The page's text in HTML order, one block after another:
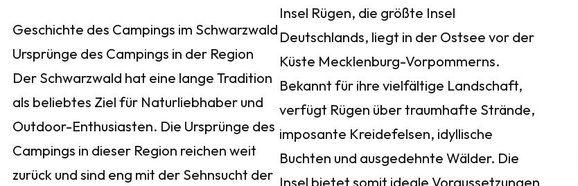
Geschichte des Campings im Schwarzwald
Ursprünge des Campings in der Region
Der Schwarzwald hat eine lange Tradition
als beliebtes Ziel für Naturliebhaber und
Outdoor-Enthusiasten. Die Ursprünge des
Campings in dieser Region reichen weit
zurück und sind eng mit der Sehnsucht der
Insel Rügen, die größte Insel
Deutschlands, liegt in der Ostsee vor der
Küste Mecklenburg-Vorpommerns.
Bekannt für ihre vielfältige Landschaft,
verfügt Rügen über traumhafte Strände,
imposante Kreidefelsen, idyllische
Buchten und ausgedehnte Wälder. Die
Insel bietet somit ideale Voraussetzungen